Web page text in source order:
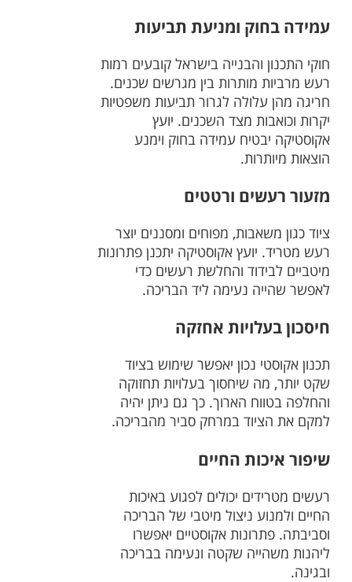
עמידה בחוק ומניעת תביעות
חוקי התכנון והבנייה בישראל קובעים רמות
רעש מרביות מותרות בין מגרשים שכנים.
חריגה מהן עלולה לגרור תביעות משפטיות
יקרות וכואבות מצד השכנים. יועץ
אקוסטיקה יבטיח עמידה בחוק וימנע
הוצאות מיותרות.
מזעור רעשים ורטטים
ציוד כגון משאבות, מפוחים ומסננים יוצר
רעש מטריד. יועץ אקוסטיקה יתכנן פתרונות
מיטביים לבידוד והחלשת רעשים כדי
לאפשר שהייה נעימה ליד הבריכה.
חיסכון בעלויות אחזקה
תכנון אקוסטי נכון יאפשר שימוש בציוד
שקט יותר, מה שיחסוך בעלויות תחזוקה
והחלפה בטווח הארוך. כך גם ניתן יהיה
למקם את הציוד במרחק סביר מהבריכה.
שיפור איכות החיים
רעשים מטרידים יכולים לפגוע באיכות
החיים ולמנוע ניצול מיטבי של הבריכה
וסביבתה. פתרונות אקוסטיים יאפשרו
ליהנות משהייה שקטה ונעימה בבריכה
ובגינה.